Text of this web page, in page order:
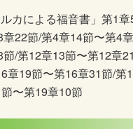
カによる福音書」第1章
22節/第4章14節〜第4
/第12章13節〜第12章
章19節〜第16章31節/第
〜第19章10節